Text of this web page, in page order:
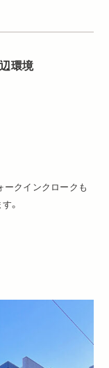
環境
ークインクロークも
。